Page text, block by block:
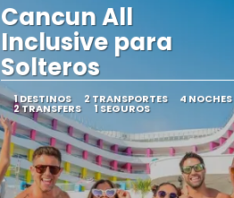
Cancun All
Inclusive para
Solteros
1 DESTINOS 2 TRANSPORTES 4 NOCHES
2 TRANSFERS 1 SEGUROS